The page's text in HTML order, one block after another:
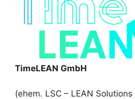
TimeLEAN GmbH
(ehem. LSC – LEAN